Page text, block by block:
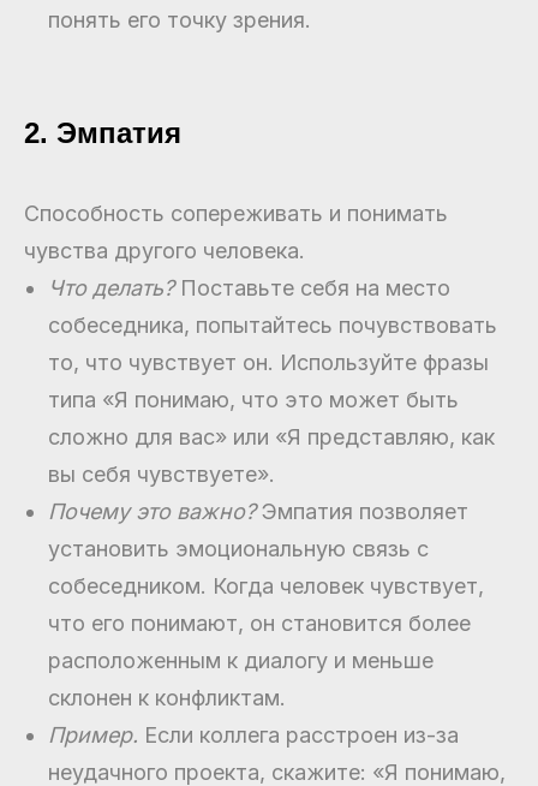
понять его точку зрения.
2. Эмпатия
Способность сопереживать и понимать
чувства другого человека.
Что делать?Поставьте себя на место
собеседника, попытайтесь почувствовать
то, что чувствует он. Используйте фразы
типа «Я понимаю, что это может быть
сложно для вас» или «Я представляю, как
вы себя чувствуете».
Почему это важно?Эмпатия позволяет
установить эмоциональную связь с
собеседником. Когда человек чувствует,
что его понимают, он становится более
расположенным к диалогу и меньше
склонен к конфликтам.
Пример. Если коллега расстроен из-за
неудачного проекта, скажите: «Я понимаю,